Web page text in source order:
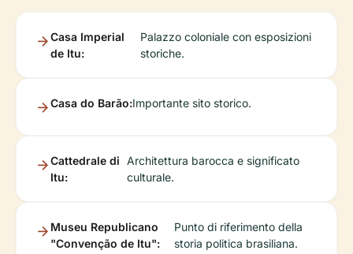
Casa Imperial
de Itu:
Palazzo coloniale con esposizioni
storiche.
Casa do Barão:Importante sito storico.
Cattedrale di
Itu:
Architettura barocca e significato
culturale.
Museu Republicano
"Convenção de Itu":
Punto di riferimento della
storia politica brasiliana.